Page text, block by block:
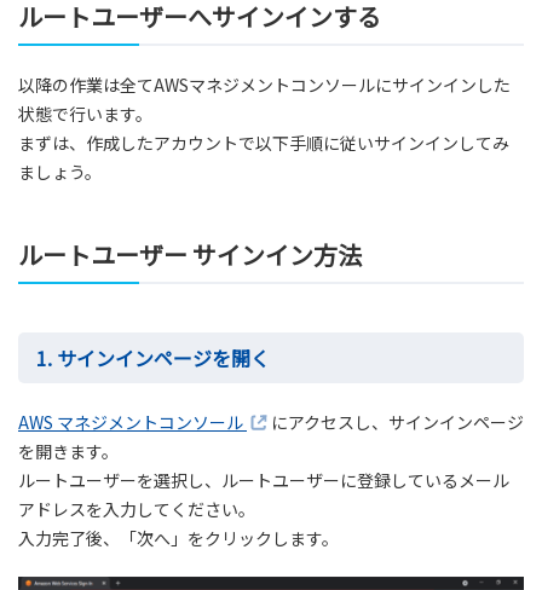
ルートユーザーへサインインする
以降の作業は全てAWSマネジメントコンソールにサインインした
状態で行います。
まずは、作成したアカウントで以下手順に従いサインインしてみ
ましょう。
ルートユーザー サインイン方法
1. サインインページを開く
AWS マネジメントコンソール
にアクセスし、サインインページ
を開きます。
ルートユーザーを選択し、ルートユーザーに登録しているメール
アドレスを入力してください。
入力完了後、「次へ」をクリックします。